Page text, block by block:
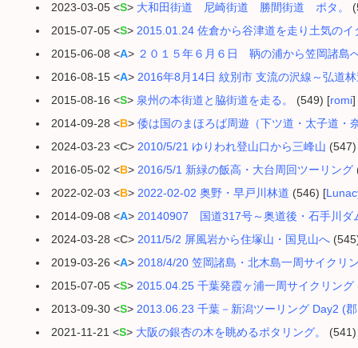
2023-03-05 <S> 大和田街道 尼崎街道 勝間街道 ポタ。
2015-07-05 <S> 2015.01.24 佐倉から谷津道を走り土気の
2015-06-08 <A> ２０１５年６月６日 鞆の浦から笠岡諸島
2016-08-15 <A> 2016年8月14日 紋別市 支流の沢線～弘道
2015-08-16 <S> 泉州の本街道と脇街道を走る。 (549) [romi]
2014-09-28 <B> 倭は国のまほろば周遊（下ツ道・太子道・
2024-03-23 <C> 2010/5/21 ゆりわれ登山口から三峰山
2016-05-02 <B> 2016/5/1 新緑の飯高・大台周回ツーリング
2022-02-03 <B> 2022-02-02 奥野・早戸川林道 (546) [
2014-09-08 <A> 20140907 国道317号～奥道後・石手川ダ
2024-03-28 <C> 2011/5/2 屏風岩から住塚山・国見山へ
2019-03-26 <A> 2018/4/20 笠岡諸島・北木島一周サイクリ
2015-07-05 <S> 2015.04.25 千葉発霞ヶ浦一周サイクリン
2013-09-30 <S> 2013.06.23 千葉－新潟ツーリング Day2 (
2021-11-21 <S> 大阪の銀杏の木を眺めるポタリング。